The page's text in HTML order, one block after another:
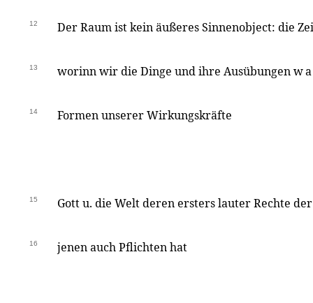
12 Der Raum ist kein äußeres Sinnenobject: die
13 worinn wir die Dinge und ihre Ausübungen
14 Formen unserer Wirkungskräfte
15 Gott u. die Welt deren ersters lauter Rechte
16 jenen auch Pflichten hat